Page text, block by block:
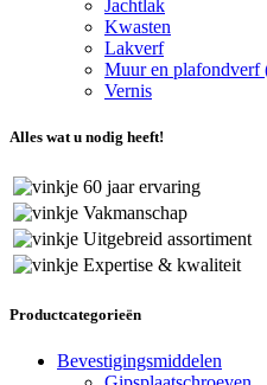
Jachtlak
Kwasten
Lakverf
Muur en plafondverf
Vernis
Alles wat u nodig heeft!
60 jaar ervaring
Vakmanschap
Uitgebreid assortiment
Expertise & kwaliteit
Productcategorieën
Bevestigingsmiddelen